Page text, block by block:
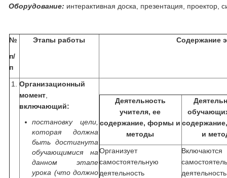
Оборудование: интерактивная доска, презентация, проектор,
№
п/
п
Этапы работы Содержание
1.
Организационный
момент
включающий:
постановку цели,
которая должна
быть достигнута
обучающимися на
данном этапе
урока (что должно
Деятельность
учителя, ее
содержание, формы и
методы
и
Организует
самостоятельную
деятельность